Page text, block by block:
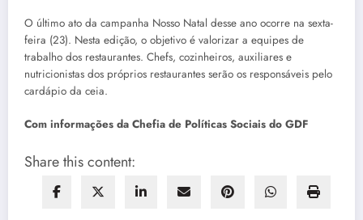
O último ato da campanha Nosso Natal desse ano ocorre na sexta-
feira (23). Nesta edição, o objetivo é valorizar a equipes de
trabalho dos restaurantes. Chefs, cozinheiros, auxiliares e
nutricionistas dos próprios restaurantes serão os responsáveis pelo
cardápio da ceia.
Com informações da Chefia de Políticas Sociais do GDF
Share this content: